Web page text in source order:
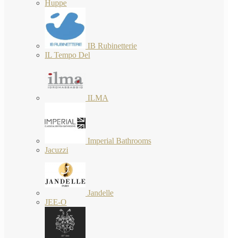
Huppe
IB Rubinetterie
IL Tempo Del
ILMA
Imperial Bathrooms
Jacuzzi
Jandelle
JEE-O